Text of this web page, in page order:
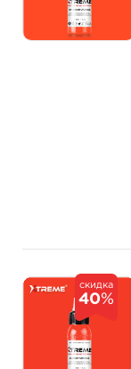
Количество
скидка
40%